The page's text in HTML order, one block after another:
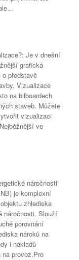
Je v dnešní
grafická
o představě
Vizualizace
na bilboardech
staveb. Můžete
vizualizaci
ve
náročnosti
je komplexní
zhlediska
náročnosti. Slouží
porovnání
nároků na
i nákladů
na provoz.Pro